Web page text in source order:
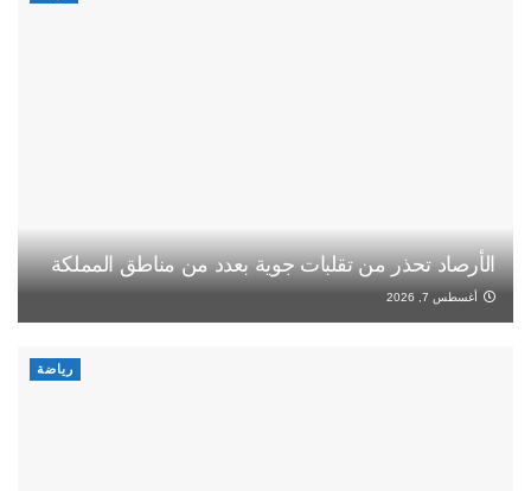
الأرصاد تحذر من تقلبات جوية بعدد من مناطق المملكة
أغسطس 7, 2026
رياضة